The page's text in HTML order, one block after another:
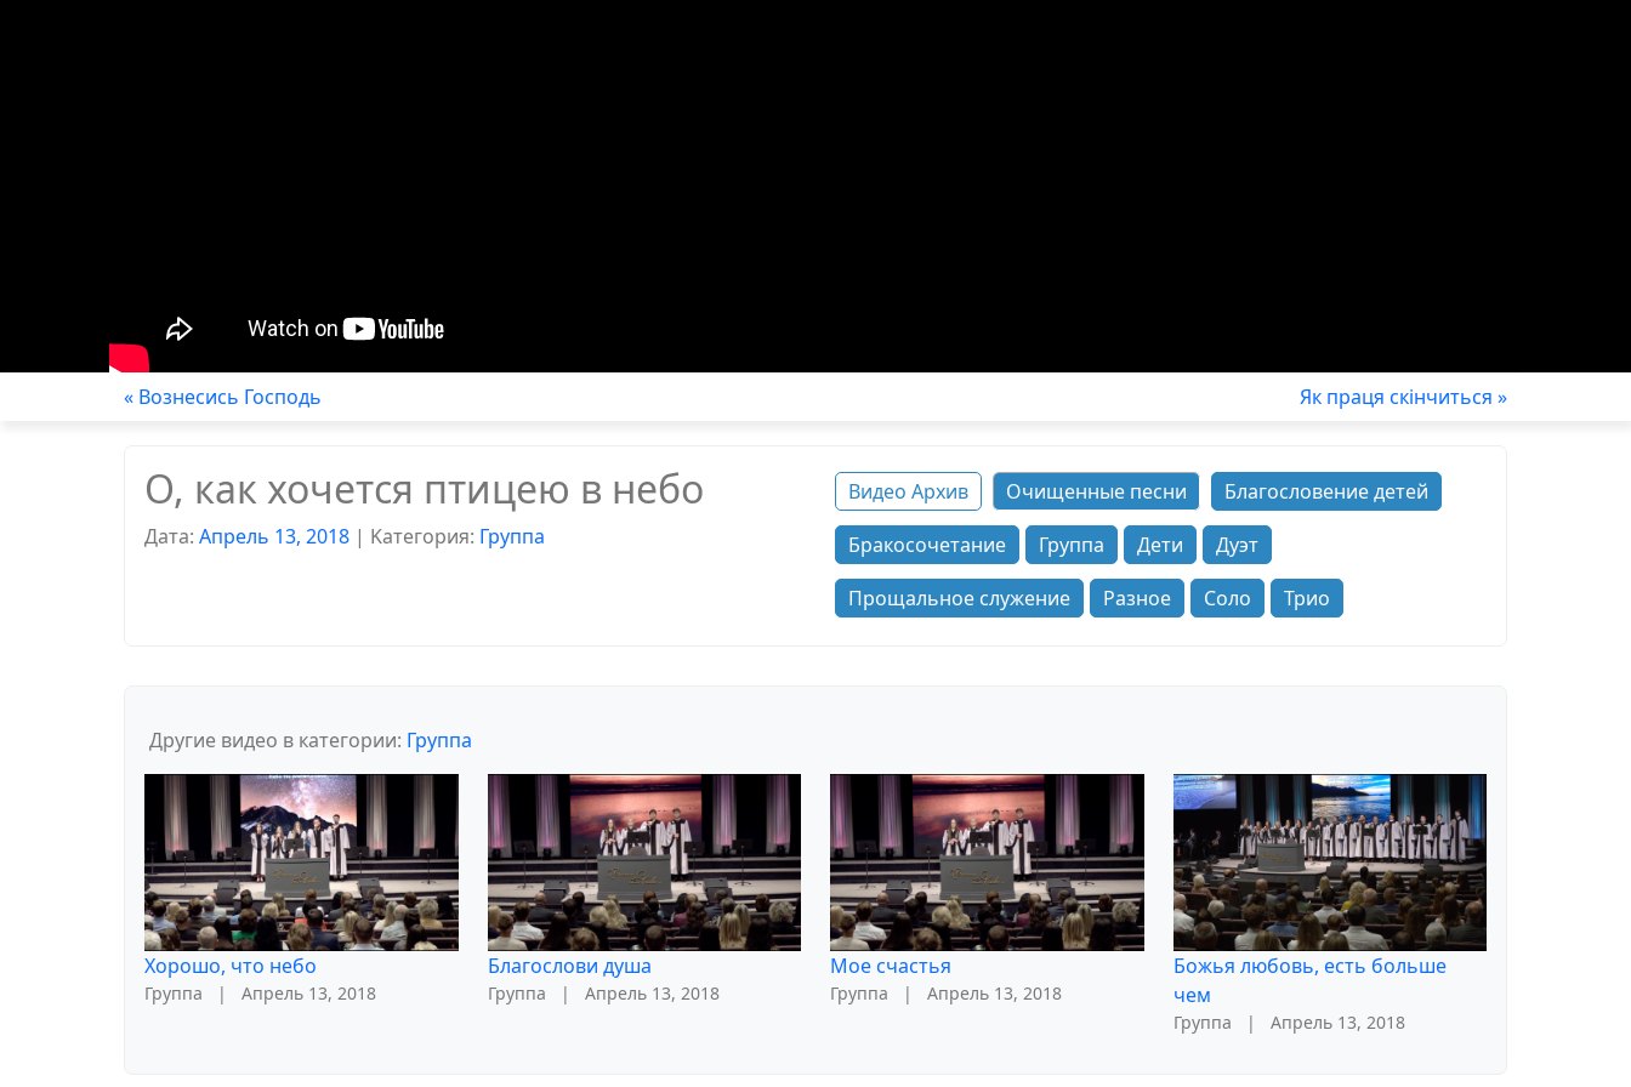
« Вознесись Господь Як праця скiнчиться »
О, как хочется птицею в небо
Дата: Апрель 13, 2018 | Kатегория: Группа
Видео Архив Очищенные песни
Благословение детей
Бракосочетание
Группа Дети
Дуэт
Прощальное служение
Разное Соло Трио
Другие видео в категории: Группа
Хорошо, что небо
Группа | Апрель 13, 2018
Благослови душа
Группа | Апрель 13, 2018
Мое счастья
Группа | Апрель 13, 2018
Божья любовь, есть больше
чем
Группа | Апрель 13, 2018